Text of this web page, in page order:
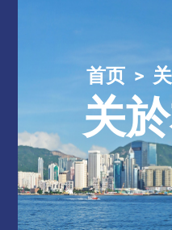
首页
关